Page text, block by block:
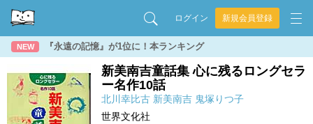
ログイン 新規会員登録
NEW 『永遠の記憶』が1位に！本ランキング
新美南吉童話集 心に残るロングセラ
ー名作10話
北川幸比古 新美南吉 鬼塚りつ子
世界文化社